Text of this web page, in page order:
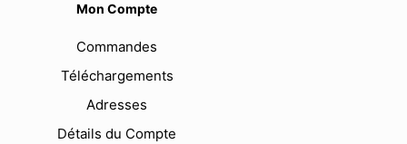
Mon Compte
Commandes
Téléchargements
Adresses
Détails du Compte